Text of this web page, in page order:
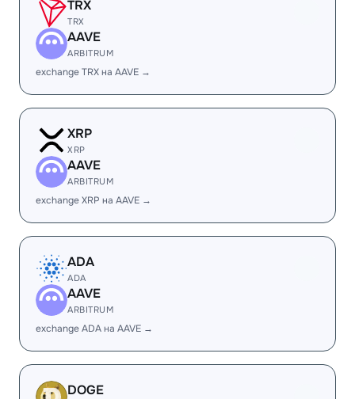
TRX
TRX
AAVE
ARBITRUM
exchange TRX на AAVE →
XRP
XRP
AAVE
ARBITRUM
exchange XRP на AAVE →
ADA
ADA
AAVE
ARBITRUM
exchange ADA на AAVE →
DOGE